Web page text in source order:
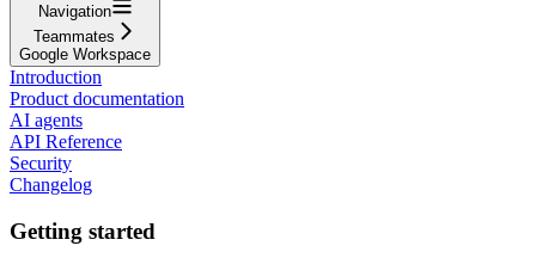
Navigation
Teammates
Google Workspace
Introduction
Product documentation
AI agents
API Reference
Security
Changelog
Getting started